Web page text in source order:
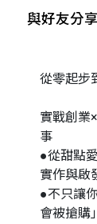
與好友分享
從零起步
實戰創業
事
●從甜點
實作與啟
●不只讓
會被搶購」